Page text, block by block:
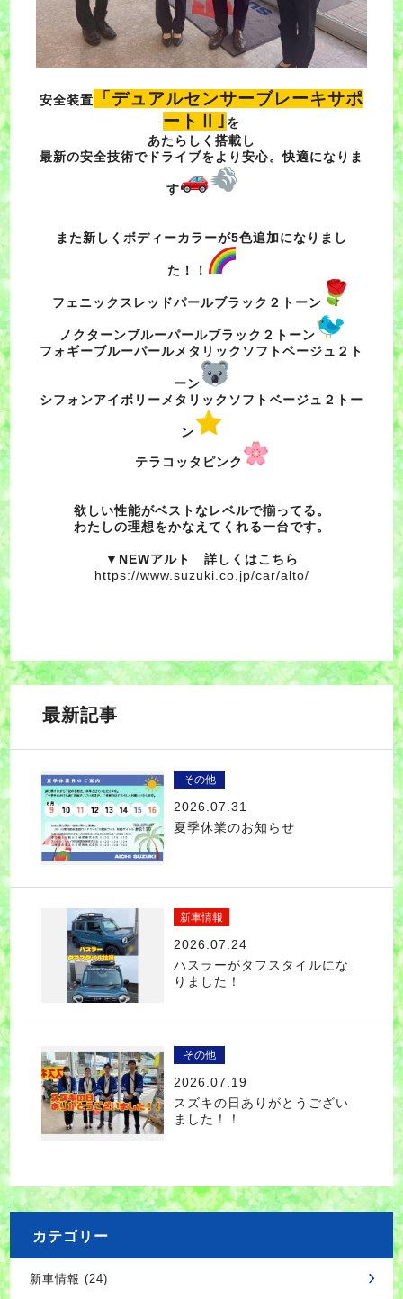
安全装置
「デュアルセンサーブレーキサポ
ートⅡ｣ を
あたらしく搭載し
最新の安全技術でドライブをより安心。快適になりま
す
また新しく ボディーカラーが5色追加になりまし
た！！
フェニックスレッドパールブラック２トーン
ノクターンブルーパールブラック２トーン
フォギーブルーパールメタリックソフトベージュ２ト
ーン
シフォンアイボリーメタリックソフトベージュ２トー
ン
テラコッタピンク
欲しい性能がベストなレベルで揃ってる。
わたしの理想をかなえてくれる一台です。
▼NEWアルト 詳しくはこちら
https://www.suzuki.co.jp/car/alto/
最新記事
その他
2026.07.31
夏季休業のお知らせ
新車情報
2026.07.24
ハスラーがタフスタイルにな
りました！
その他
2026.07.19
スズキの日ありがとうござい
ました！！
カテゴリー
新車情報 (24)